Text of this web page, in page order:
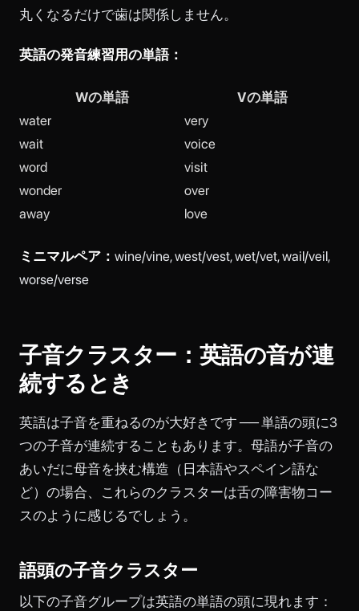
丸くなるだけで歯は関係しません。
英語の発音練習用の単語：
Wの単語
Vの単語
water
very
wait
voice
word
visit
wonder
over
away
love
ミニマルペア： wine/vine, west/vest, wet/vet, wail/veil,
worse/verse
子音クラスター：英語の音が連
続するとき
英語は子音を重ねるのが大好きです ── 単語の頭に3
つの子音が連続することもあります。母語が子音の
あいだに母音を挟む構造（日本語やスペイン語な
ど）の場合、これらのクラスターは舌の障害物コー
スのように感じるでしょう。
語頭の子音クラスター
以下の子音グループは英語の単語の頭に現れます：